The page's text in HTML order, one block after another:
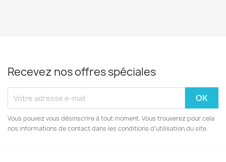
Recevez nos offres spéciales
Vous pouvez vous désinscrire à tout moment. Vous trouverez pour cela
nos informations de contact dans les conditions d'utilisation du site.